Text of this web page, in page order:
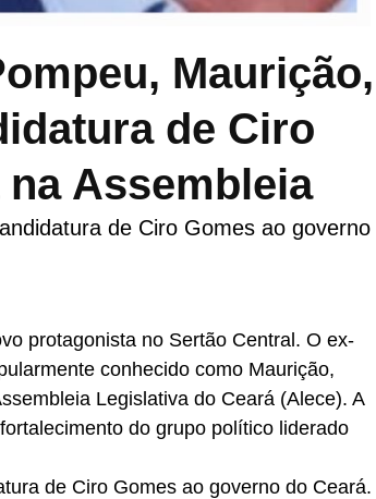
Maurição,
de Ciro
Assembleia
de Ciro Gomes ao governo
protagonista no Sertão Central. O ex-
conhecido como Maurição,
Legislativa do Ceará (Alece). A
do grupo político liderado
de Ciro Gomes ao governo do Ceará.